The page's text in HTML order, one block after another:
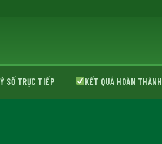
SỐ TRỰC TIẾP KẾT QUẢ HOÀN THÀNH